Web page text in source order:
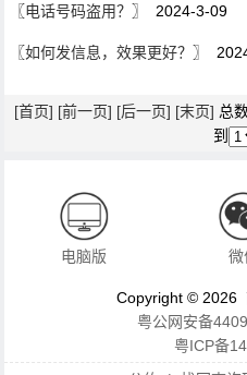
〖电话号码盗用？ 〗 2024-3-09
〖如何发信息，效果更好？ 〗
[首页] [前一页] [后一页] [末页] 总
到
电脑版 微
Copyright © 2026
粤公网安备
粤ICP备